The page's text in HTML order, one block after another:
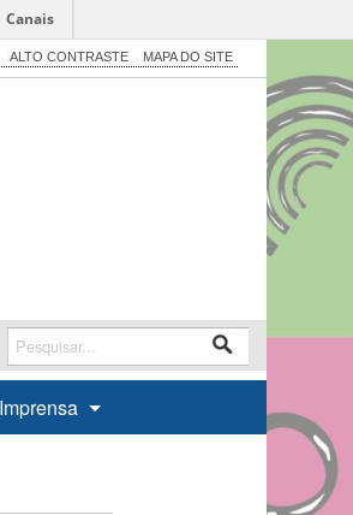
Canais
ALTO CONTRASTE MAPA DO SITE
Imprensa